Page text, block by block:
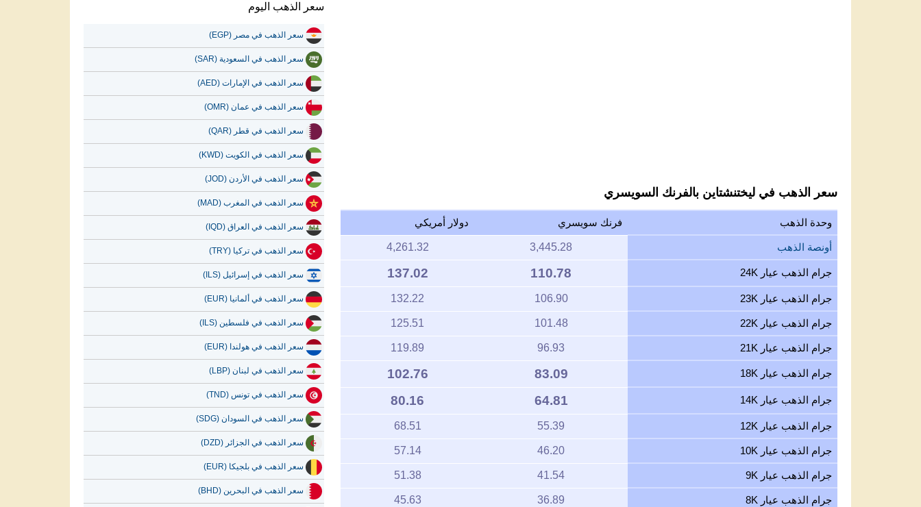
سعر الذهب في ليختنشتاين بالفرنك السويسري
وحدة الذهب فرنك سويسري دولار أمريكي
أونصة الذهب 3,445.28
4,261.32
جرام الذهب عيار 24K 110.78
137.02
جرام الذهب عيار 23K 106.90
132.22
جرام الذهب عيار 22K 101.48
125.51
جرام الذهب عيار 21K 96.93
119.89
جرام الذهب عيار 18K 83.09
102.76
جرام الذهب عيار 14K 64.81
80.16
جرام الذهب عيار 12K 55.39
68.51
جرام الذهب عيار 10K 46.20
57.14
جرام الذهب عيار 9K 41.54
51.38
جرام الذهب عيار 8K 36.89
45.63
سعر الذهب اليوم
سعر الذهب في مصر (EGP)
سعر الذهب في السعودية (SAR)
سعر الذهب في الإمارات (AED)
سعر الذهب في عمان (OMR)
سعر الذهب في قطر (QAR)
سعر الذهب في الكويت (KWD)
سعر الذهب في الأردن (JOD)
سعر الذهب في المغرب (MAD)
سعر الذهب في العراق (IQD)
سعر الذهب في تركيا (TRY)
سعر الذهب في إسرائيل (ILS)
سعر الذهب في ألمانيا (EUR)
سعر الذهب في فلسطين (ILS)
سعر الذهب في هولندا (EUR)
سعر الذهب في لبنان (LBP)
سعر الذهب في تونس (TND)
سعر الذهب في السودان (SDG)
سعر الذهب في الجزائر (DZD)
سعر الذهب في بلجيكا (EUR)
سعر الذهب في البحرين (BHD)